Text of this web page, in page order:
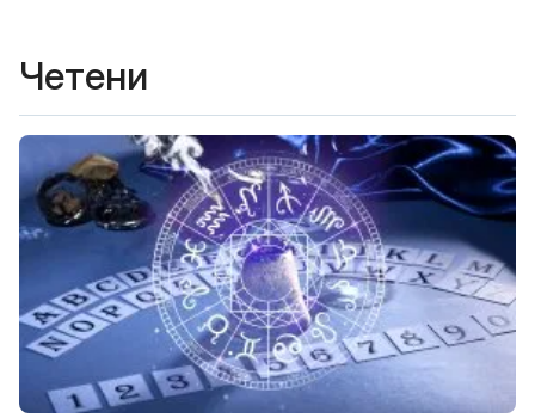
Четени